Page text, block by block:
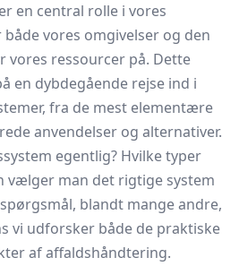
en central rolle i vores
vores omgivelser og den
vores ressourcer på. Dette
en dybdegående rejse ind i
fra de mest elementære
anvendelser og alternativer.
egentlig? Hvilke typer
vælger man det rigtige system
blandt mange andre,
vi udforsker både de praktiske
af affaldshåndtering.